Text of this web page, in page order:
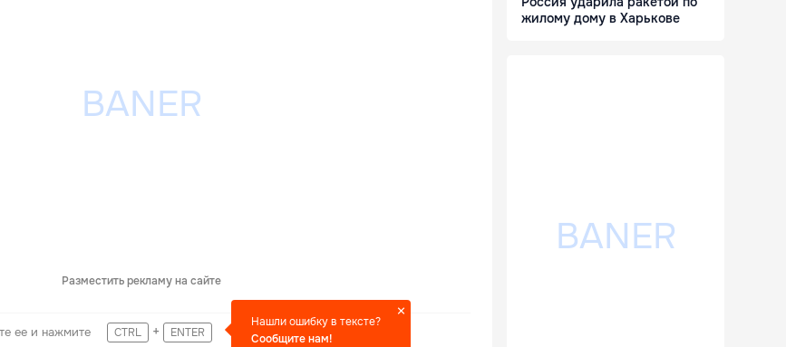
Разместить рекламу на сайте
ее и нажмите CTRL + ENTER
Нашли ошибку в тексте?
Сообщите нам!
жилому дому в Харькове